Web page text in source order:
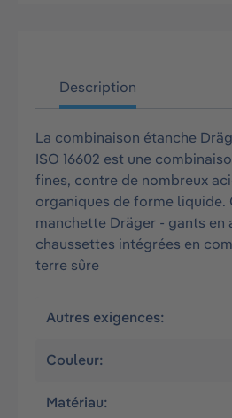
Description
La combinaison étanche
ISO 16602 est une
fines, contre de nombreux
organiques de forme liquide.
manchette Dräger - gants
chaussettes intégrées en
terre sûre
Autres exigences:
Couleur:
Matériau: